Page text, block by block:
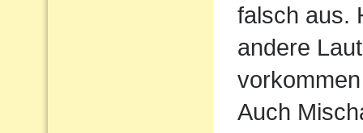
falsch aus.
andere
Auch